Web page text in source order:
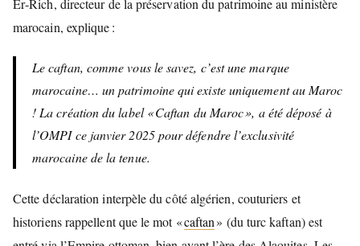
marocain, explique :
Le caftan, comme vous le savez, c’est une marque
marocaine… un patrimoine qui existe uniquement au Maroc
! La création du label « Caftan du Maroc », a été déposé à
l’OMPI ce janvier 2025 pour défendre l’exclusivité
marocaine de la tenue.
Cette déclaration interpèle du côté algérien, couturiers et
historiens rappellent que le mot «caftan» (du turc kaftan) est